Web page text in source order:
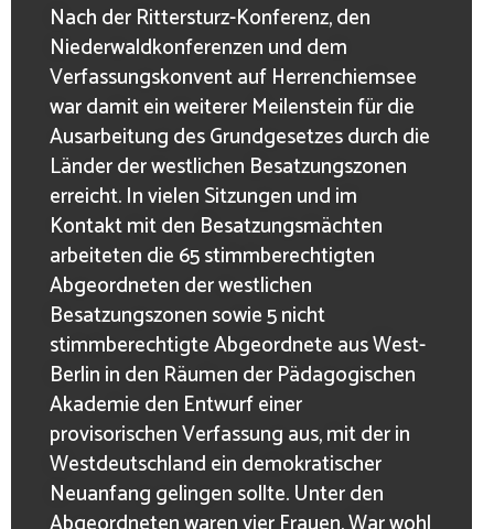
Nach der Rittersturz-Konferenz, den
Niederwaldkonferenzen und dem
Verfassungskonvent auf Herrenchiemsee
war damit ein weiterer Meilenstein für die
Ausarbeitung des Grundgesetzes durch die
Länder der westlichen Besatzungszonen
erreicht. In vielen Sitzungen und im
Kontakt mit den Besatzungsmächten
arbeiteten die 65 stimmberechtigten
Abgeordneten der westlichen
Besatzungszonen sowie 5 nicht
stimmberechtigte Abgeordnete aus West-
Berlin in den Räumen der Pädagogischen
Akademie den Entwurf einer
provisorischen Verfassung aus, mit der in
Westdeutschland ein demokratischer
Neuanfang gelingen sollte. Unter den